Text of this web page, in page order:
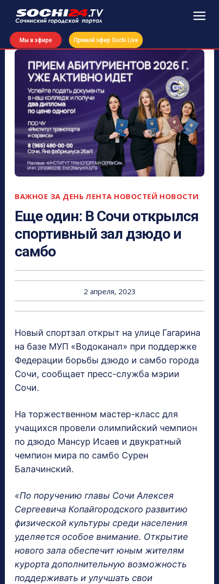
Мы в эфире Прямой эфир Sochi Live
ВАЖНОЕ ЗА ДЕНЬ ЛЕНТА НОВОСТЕЙ НОВОСТИ
Еще один: В Сочи открылся
спортивный зал дзюдо и
самбо
2 апреля, 2023
Новый спортзал открыт на улице Гагарина
на базе МУП «Водоканал» при поддержке
Федерации борьбы дзюдо и самбо города
Сочи, сообщает пресс-служба мэрии
Сочи.
На торжественном мастер-класс для
учащихся провели олимпийский чемпион
по дзюдо Мансур Исаев и двукратный
чемпион мира по самбо Сурен
Балачинский.
«По поручению главы Сочи Алексея
Сергеевича Копайгородского развитию
физической культуры среди населения
уделяется особое внимание. Открытие
нового зала обеспечит юным жителям
курорта дополнительную возможность
поддерживать и улучшать свои